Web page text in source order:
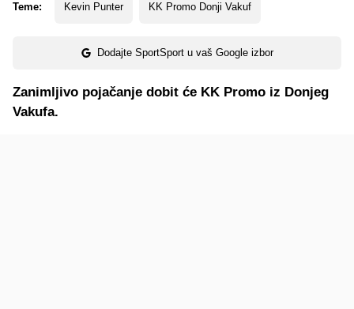
Teme: Kevin Punter KK Promo Donji Vakuf
Dodajte SportSport u vaš Google izbor
Zanimljivo pojačanje dobit će KK Promo iz Donjeg
Vakufa.